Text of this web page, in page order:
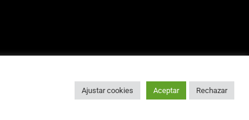
Ajustar cookies Aceptar Rechazar